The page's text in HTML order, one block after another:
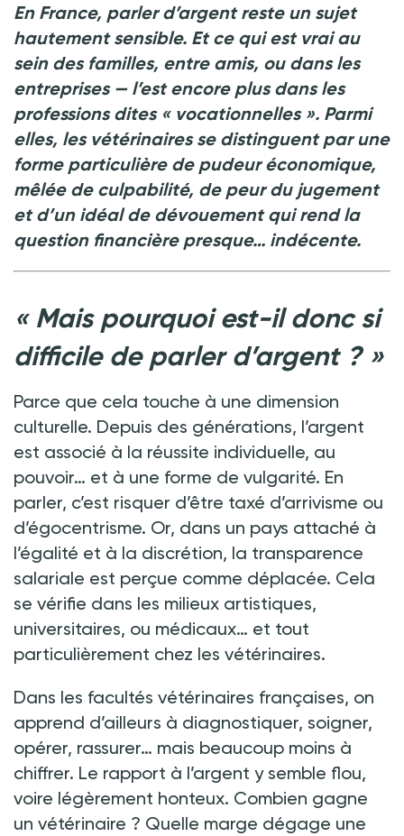
En France, parler d’argent reste un sujet
hautement sensible. Et ce qui est vrai au
sein des familles, entre amis, ou dans les
entreprises — l’est encore plus dans les
professions dites « vocationnelles ». Parmi
elles, les vétérinaires se distinguent par une
forme particulière de pudeur économique,
mêlée de culpabilité, de peur du jugement
et d’un idéal de dévouement qui rend la
question financière presque… indécente.
« Mais pourquoi est-il donc si
difficile de parler d’argent ?»
Parce que cela touche à une dimension
culturelle. Depuis des générations, l’argent
est associé à la réussite individuelle, au
pouvoir… et à une forme de vulgarité. En
parler, c’est risquer d’être taxé d’arrivisme ou
d’égocentrisme. Or, dans un pays attaché à
l’égalité et à la discrétion, la transparence
salariale est perçue comme déplacée. Cela
se vérifie dans les milieux artistiques,
universitaires, ou médicaux… et tout
particulièrement chez les vétérinaires.
Dans les facultés vétérinaires françaises, on
apprend d’ailleurs à diagnostiquer, soigner,
opérer, rassurer… mais beaucoup moins à
chiffrer. Le rapport à l’argent y semble flou,
voire légèrement honteux. Combien gagne
un vétérinaire ? Quelle marge dégage une